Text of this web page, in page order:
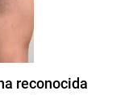
reconocida